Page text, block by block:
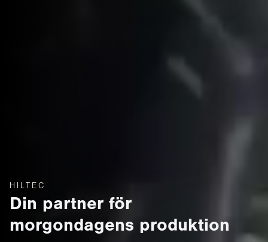
HILTEC
Din partner för
morgondagens produktion